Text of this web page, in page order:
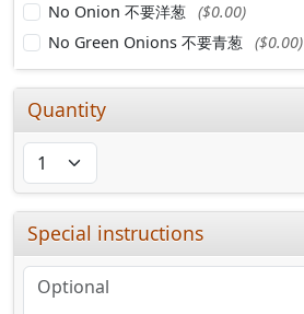
No Onion 不要洋葱 ($0.00)
No Green Onions 不要青葱 ($0.00)
Quantity
Special instructions